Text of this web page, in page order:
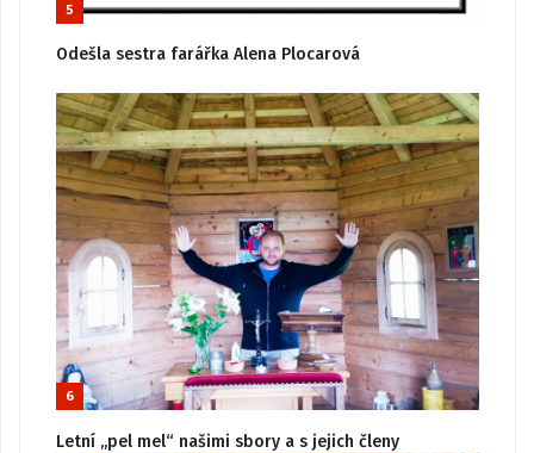
5
Odešla sestra farářka Alena Plocarová
6
Letní „pel mel“ našimi sbory a s jejich členy